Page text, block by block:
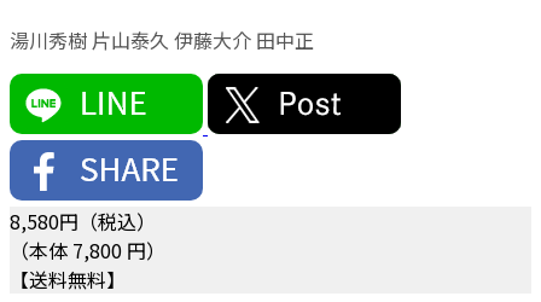
湯川秀樹 片山泰久 伊藤大介 田中正
8,580円（税込）
（本体 7,800 円）
【送料無料】